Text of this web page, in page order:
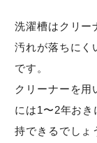
洗濯槽はクリー
汚れが落ちにく
です。
クリーナーを用
には1〜2年お
持できるでしょ